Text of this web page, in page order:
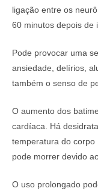
ligação entre os
60 minutos depois de
Pode provocar uma
ansiedade, delírios,
também o senso de
O aumento dos
cardíaca. Há
temperatura do corpo
pode morrer devido
O uso prolongado